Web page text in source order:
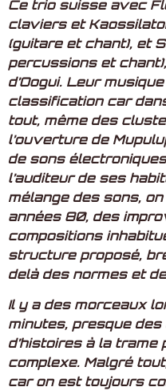
Ce trio suisse avec
claviers et
(guitare et chant), et
percussions et
d’Oogui. Leur
classification car
tout, même des
l’ouverture de
de sons
l’auditeur de ses
mélange des sons,
années 80, des
compositions
structure proposé,
delà des normes et
Il y a des morceaux
minutes, presque
d’histoires à la
complexe. Malgré
car on est toujours